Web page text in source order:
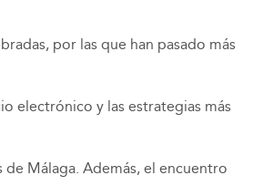
por las que han pasado más
electrónico y las estrategias más
Málaga. Además, el encuentro